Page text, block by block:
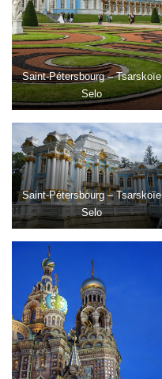
Saint-Pétersbourg – Tsarskoïe
Selo
Saint-Pétersbourg – Tsarskoïe
Selo